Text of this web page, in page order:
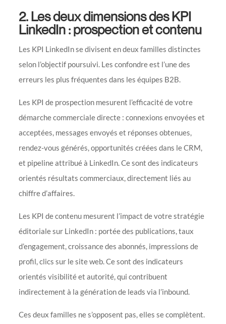
2. Les deux dimensions des KPI
LinkedIn : prospection et contenu
Les KPI LinkedIn se divisent en deux familles distinctes
selon l’objectif poursuivi. Les confondre est l’une des
erreurs les plus fréquentes dans les équipes B2B.
Les KPI de prospection mesurent l’efficacité de votre
démarche commerciale directe : connexions envoyées et
acceptées, messages envoyés et réponses obtenues,
rendez-vous générés, opportunités créées dans le CRM,
et pipeline attribué à LinkedIn. Ce sont des indicateurs
orientés résultats commerciaux, directement liés au
chiffre d’affaires.
Les KPI de contenu mesurent l’impact de votre stratégie
éditoriale sur LinkedIn : portée des publications, taux
d’engagement, croissance des abonnés, impressions de
profil, clics sur le site web. Ce sont des indicateurs
orientés visibilité et autorité, qui contribuent
indirectement à la génération de leads via l’inbound.
Ces deux familles ne s’opposent pas, elles se complètent.